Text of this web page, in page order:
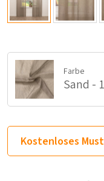
Farbe
Sand -
Kostenloses